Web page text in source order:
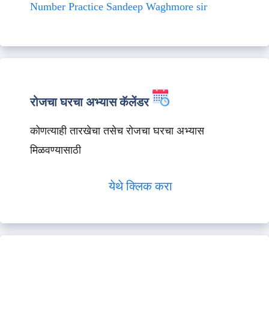
Number Practice Sandeep Waghmore sir
रोजचा घरचा अभ्यास कॅलेंडर
कोणत्याही तारखेचा तसेच रोजचा घरचा अभ्यास
मिळवण्यासाठी
येथे क्लिक करा